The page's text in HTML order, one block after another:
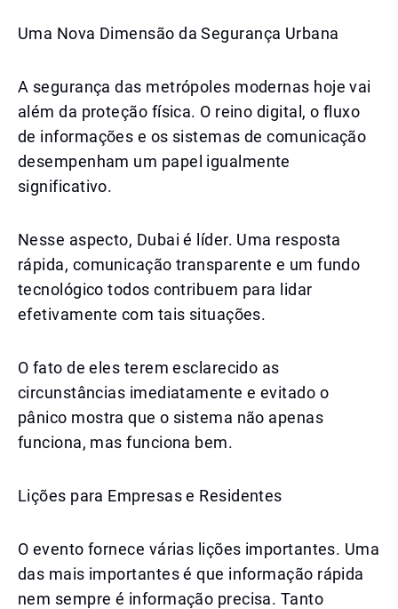
Uma Nova Dimensão da Segurança Urbana
A segurança das metrópoles modernas hoje vai
além da proteção física. O reino digital, o fluxo
de informações e os sistemas de comunicação
desempenham um papel igualmente
significativo.
Nesse aspecto, Dubai é líder. Uma resposta
rápida, comunicação transparente e um fundo
tecnológico todos contribuem para lidar
efetivamente com tais situações.
O fato de eles terem esclarecido as
circunstâncias imediatamente e evitado o
pânico mostra que o sistema não apenas
funciona, mas funciona bem.
Lições para Empresas e Residentes
O evento fornece várias lições importantes. Uma
das mais importantes é que informação rápida
nem sempre é informação precisa. Tanto